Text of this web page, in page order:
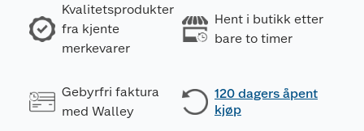
Kvalitetsprodukter
fra kjente
merkevarer
Hent i butikk etter
bare to timer
Gebyrfri faktura
med Walley
120 dagers åpent
kjøp